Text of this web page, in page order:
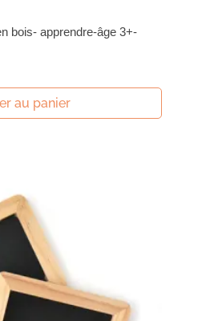
bois- apprendre-âge 3+-
au panier